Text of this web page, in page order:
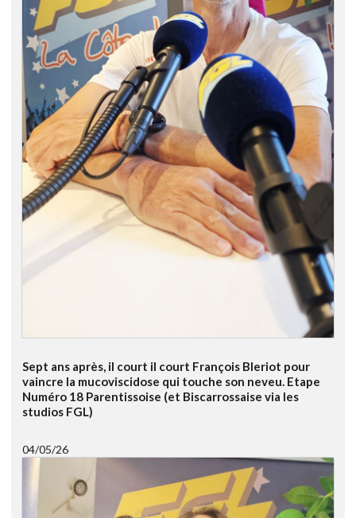
Sept ans après, il court il court François Bleriot pour
vaincre la mucoviscidose qui touche son neveu. Etape
Numéro 18 Parentissoise (et Biscarrossaise via les
studios FGL)
04/05/26